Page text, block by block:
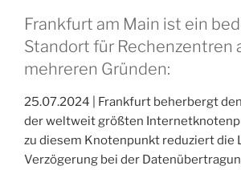
Frankfurt am Main ist ein
Standort für Rechenzentren
mehreren Gründen:
25.07.2024 | Frankfurt beherbergt
der weltweit größten
zu diesem Knotenpunkt reduziert die
Verzögerung bei der